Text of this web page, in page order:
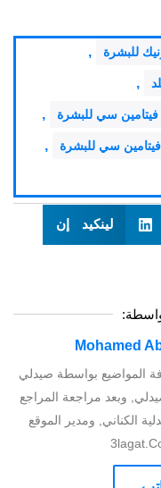
للبشرة ,
,
فيتامين سي للبشرة ,
سي للبشرة ,
لينكيد إن
المواضيع بواسطة صيدلي
وبعد مراجعة المراجع
الكناني, ومدير الموقع